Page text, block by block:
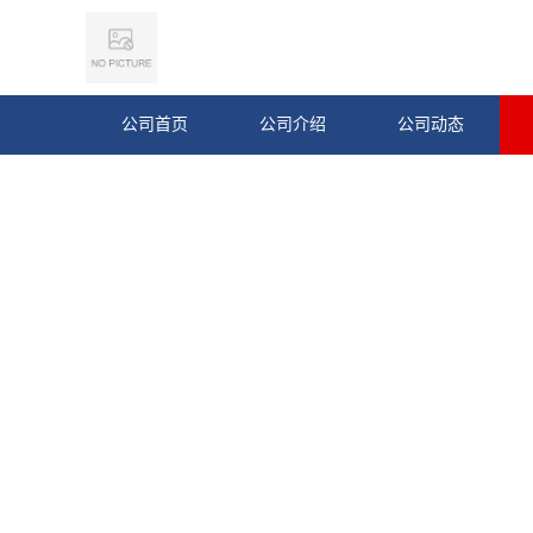
公司首页 公司介绍 公司动态